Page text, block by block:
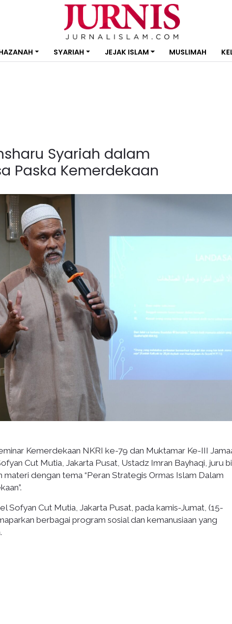
SYARIAH JEJAK ISLAM MUSLIMAH
Syariah dalam
Paska Kemerdekaan
Kemerdekaan NKRI ke-79 dan Muktamar Ke-III
Cut Mutia, Jakarta Pusat, Ustadz Imran Bayhaqi, juru
materi dengan tema “Peran Strategis Ormas Islam Dalam
Cut Mutia, Jakarta Pusat, pada kamis-Jumat, (15-
berbagai program sosial dan kemanusiaan yang